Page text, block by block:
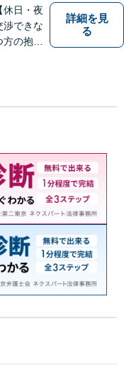
休日・夜
渉できな
の抱え
らうこと
もしれ
詳細を見
る